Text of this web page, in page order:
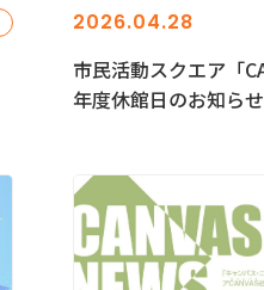
2026.04.28
市民活動スクエア「
年度休館日のお知らせ